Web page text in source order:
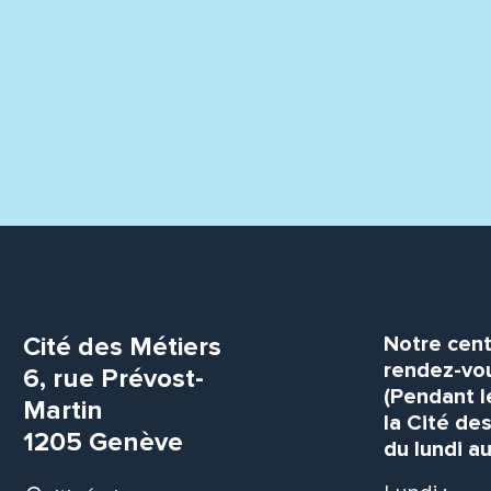
Cité des Métiers
6, rue Prévost-
Martin
1205 Genève
Notre
rendez-
(Pendant
la Cité
du lundi